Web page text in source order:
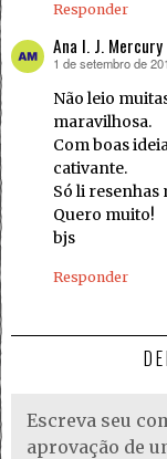
Responder
Ana I. J. Mercury
disse:
1 de setembro de
Não leio
maravilhosa.
Com boas
cativante.
Só li resenhas
Quero muito!
bjs
Responder